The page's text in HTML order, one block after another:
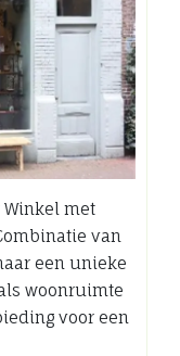
met
van
een unieke
woonruimte
voor een